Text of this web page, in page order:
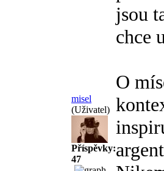
misel
(Uživatel)
Příspěvky:
47
jsou
chce
O